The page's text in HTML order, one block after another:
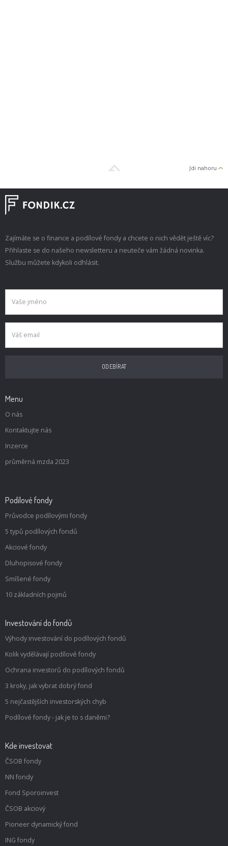
Jdi nahoru
Zajímáte se o finance a podílové fondy a chcete o nich vědět ještě víc?
Přihlaste se do našeho newsletteru a neuteče vám žádná novinka.
Službu můžete kdykoli odhlásit.
Menu
O nás
Kontaktujte nás
Inzerce
průměrná mzda 2023
Podílové fondy
Průvodce podílovými fondy
5 typů podílových fondů
Akciové fondy
Dluhopisové fondy
Smíšené fondy
10 základních pojmů
Investování do fondů
Výhody investování do podílových fondů
Kolik vydělávají podílové fondy
Ochrana investorů do podílových fondů
3 kroky, jak vybrat dobrý fond
5 nejčastějších investorských chyb
Podílové fondy - jak je to s daněmi?
Kde investovat
ČSOB fondy
NN fondy
Fond Sporoinvest
ČSOB akciový
Pioneer dynamický fond
ING fondy